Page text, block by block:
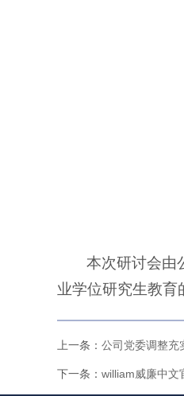
本次研讨会由
业学位研究生教育
上一条： 公司党委调整充
下一条： william威廉中文